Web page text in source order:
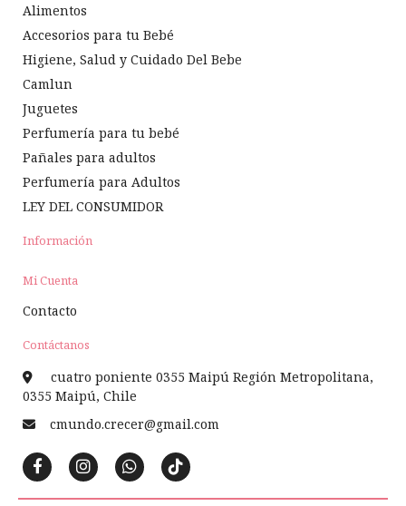
Alimentos
Accesorios para tu Bebé
Higiene, Salud y Cuidado Del Bebe
Camlun
Juguetes
Perfumería para tu bebé
Pañales para adultos
Perfumería para Adultos
LEY DEL CONSUMIDOR
Información
Mi Cuenta
Contacto
Contáctanos
cuatro poniente 0355 Maipú Región Metropolitana,
0355 Maipú, Chile
cmundo.crecer@gmail.com